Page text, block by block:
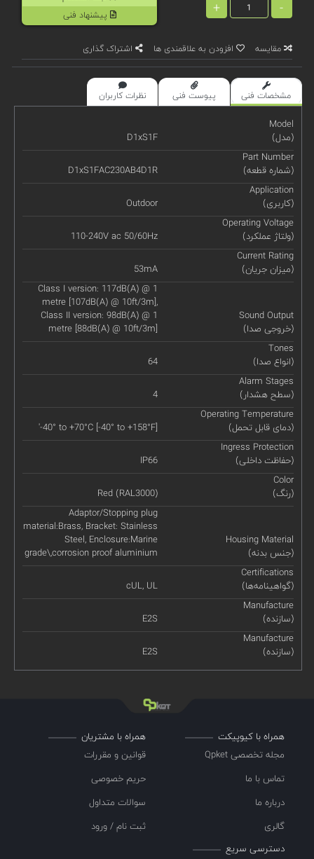
-
+
پیشنهاد فنی
مقایسه افزودن به علاقمندی ها اشتراک گذاری
مشخصات فنی پیوست فنی نظرات کاربران
Model
(مدل)
D1xS1F
Part Number
(شماره قطعه)
D1xS1FAC230AB4D1R
Application
(کاربری)
Outdoor
Operating Voltage
(ولتاژ عملکرد)
110-240V ac 50/60Hz
Current Rating
(میزان جریان)
53mA
Sound Output
(خروجی صدا)
Class I version: 117dB(A) @ 1
metre [107dB(A) @ 10ft/3m],
Class II version: 98dB(A) @ 1
metre [88dB(A) @ 10ft/3m]
Tones
(انواع صدا)
64
Alarm Stages
(سطح هشدار)
4
Operating Temperature
(دمای قابل تحمل)
'-40° to +70°C [-40° to +158°F]
Ingress Protection
(حفاظت داخلی)
IP66
Color
(رنگ)
Red (RAL3000)
Housing Material
(جنس بدنه)
Adaptor/Stopping plug
material:Brass, Bracket: Stainless
Steel, Enclosure:Marine
grade\,corrosion proof aluminium
Certifications
(گواهینامه‌ها)
cUL, UL
Manufacture
(سازنده)
E2S
Manufacture
(سازنده)
E2S
همراه با کیوپیکت
مجله تخصصی Qpket
تماس با ما
درباره ما
گالری
همراه با مشتریان
قوانین و مقررات
حریم خصوصی
سوالات متداول
ثبت نام / ورود
دسترسی سریع